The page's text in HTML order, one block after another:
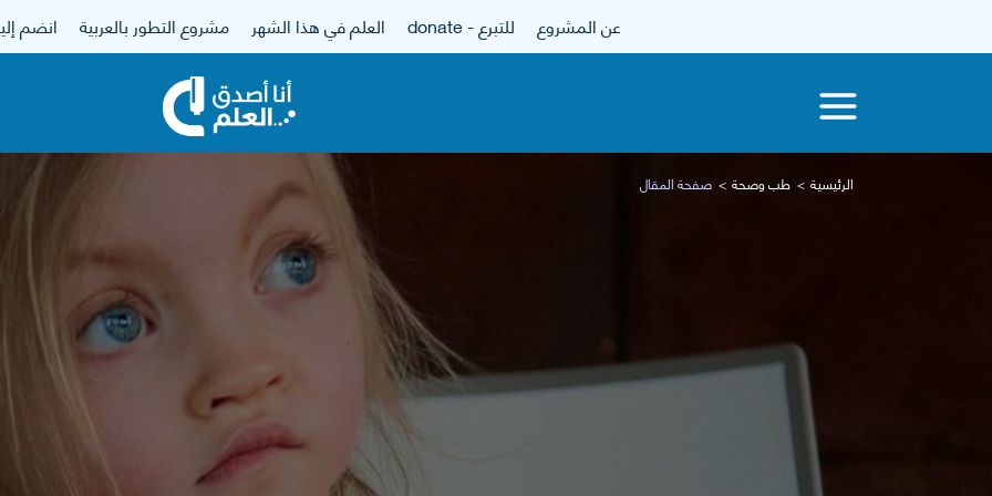
عن المشروع للتبرع - donate العلم في هذا الشهر مشروع التطور بالعربية انضم
الرئيسية طب وصحة صفحة المقال